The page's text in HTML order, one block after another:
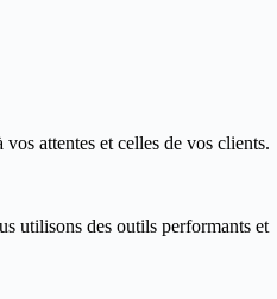
attentes et celles de vos clients.
utilisons des outils performants et